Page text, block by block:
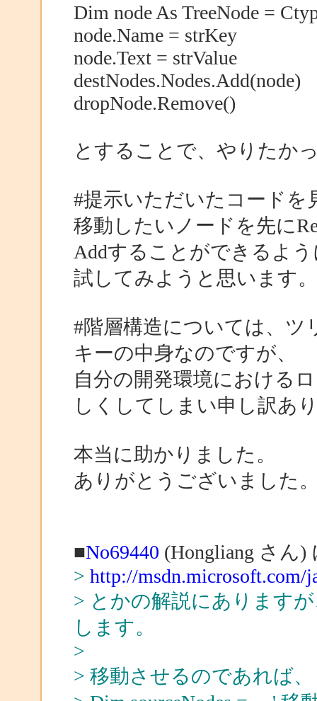
Dim node As TreeNode =
node.Name = strKey
node.Text = strValue
destNodes.Nodes.Add(node)
dropNode.Remove()
とすることで、やりたか
#提示いただいたコードを
移動したいノードを先に
Addすることができるよ
試してみようと思います。
#階層構造については、ツ
キーの中身なのですが、
自分の開発環境における
しくしてしまい申し訳あ
本当に助かりました。
ありがとうございました
■No69440 (Hongliang さん)
> http://msdn.microsoft.com/
> とかの解説にありますが
します。
>
> 移動させるのであれば、